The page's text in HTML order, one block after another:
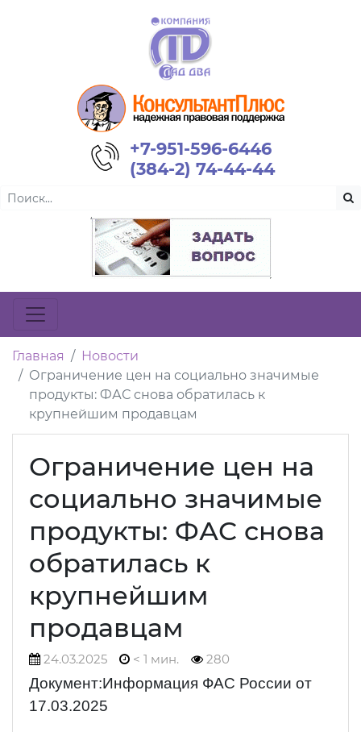
+7-951-596-6446
(384-2) 74-44-44
Главная
Новости
Ограничение цен на социально значимые
продукты: ФАС снова обратилась к
крупнейшим продавцам
Ограничение цен на
социально значимые
продукты: ФАС снова
обратилась к
крупнейшим
продавцам
24.03.2025 < 1 мин. 280
Документ:Информация ФАС России от
17.03.2025